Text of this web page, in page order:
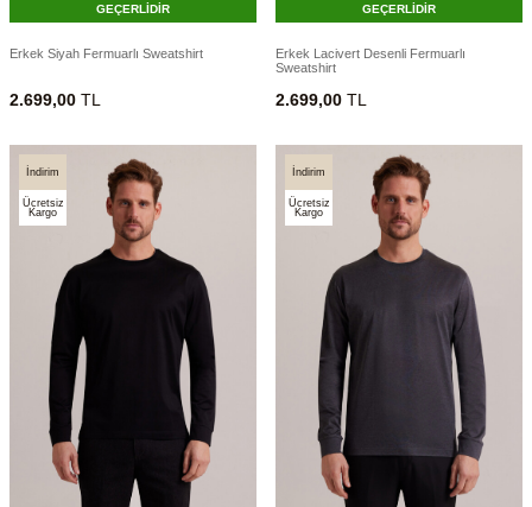
GEÇERLİDİR
Erkek Siyah Fermuarlı Sweatshirt
2.699,00 TL
GEÇERLİDİR
Erkek Lacivert Desenli Fermuarlı
Sweatshirt
2.699,00 TL
İndirim
Ücretsiz
Kargo
İndirim
Ücretsiz
Kargo